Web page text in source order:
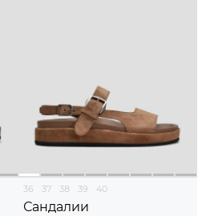
36 37 38 39 40
Сандалии